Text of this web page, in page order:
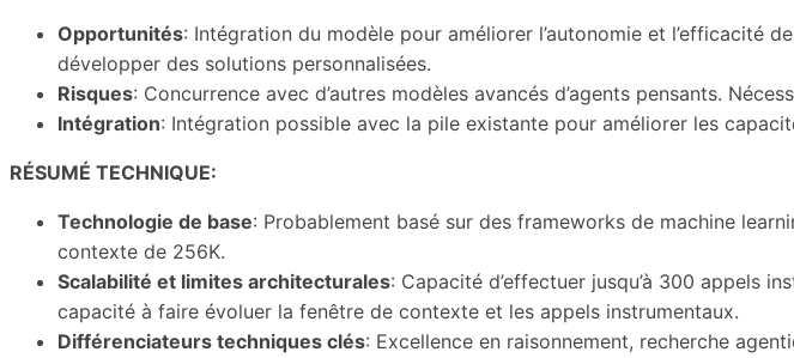
Opportunités: Intégration du modèle pour améliorer l’autonomie et l’efficacité
développer des solutions personnalisées.
Risques: Concurrence avec d’autres modèles avancés d’agents pensants.
Intégration: Intégration possible avec la pile existante pour améliorer les
RÉSUMÉ TECHNIQUE:
Technologie de base: Probablement basé sur des frameworks de machine
contexte de 256K.
Scalabilité et limites architecturales: Capacité d’effectuer jusqu’à 300 appels
capacité à faire évoluer la fenêtre de contexte et les appels instrumentaux.
Différenciateurs techniques clés: Excellence en raisonnement, recherche